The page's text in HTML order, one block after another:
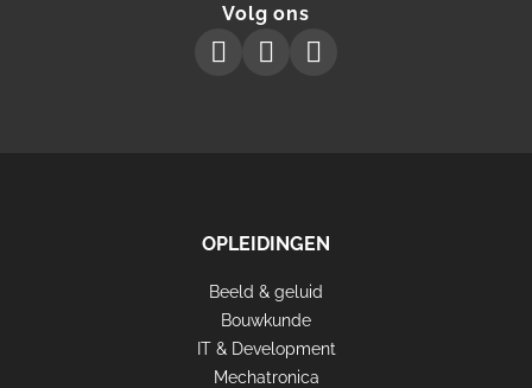
phone
call
Volg ons
Technova
Collegeon
Technova
Collegeon
OPLEIDINGEN
Beeld & geluid
Bouwkunde
IT & Development
Mechatronica